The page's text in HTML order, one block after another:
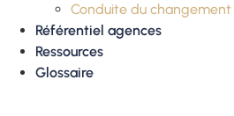
Conduite du changement
Référentiel agences
Ressources
Glossaire